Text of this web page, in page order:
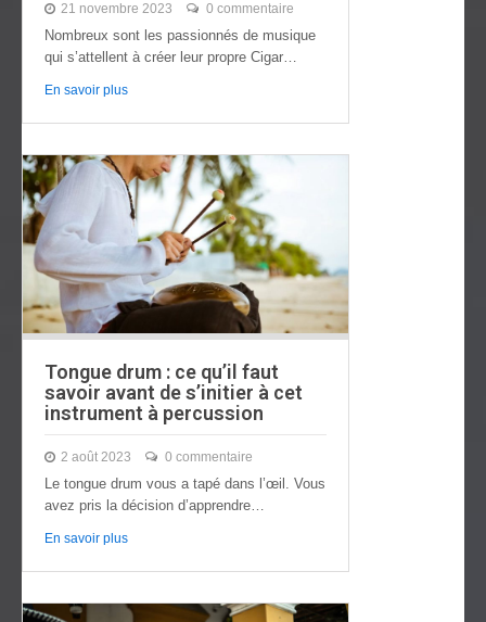
21 novembre 2023 0 commentaire
Nombreux sont les passionnés de musique
qui s’attellent à créer leur propre Cigar
En savoir plus
Tongue drum : ce qu’il faut
savoir avant de s’initier à cet
instrument à percussion
2 août 2023 0 commentaire
Le tongue drum vous a tapé dans l’œil. Vous
avez pris la décision d’apprendre…
En savoir plus